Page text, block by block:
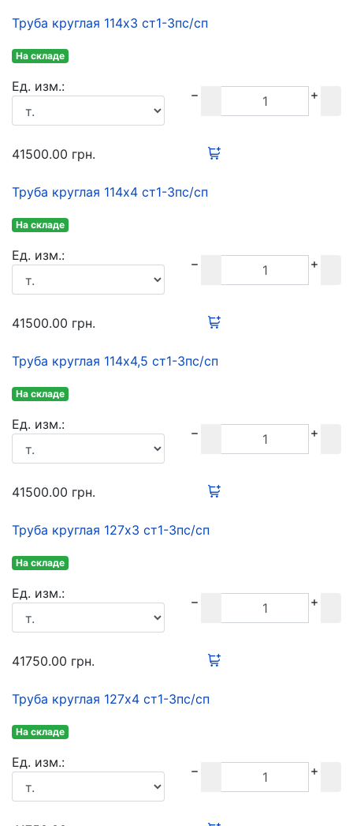
Труба круглая 114х3 ст1-3пс/сп
На складе
Ед. изм.:
41500.00 грн.
Труба круглая 114х4 ст1-3пс/сп
На складе
Ед. изм.:
41500.00 грн.
Труба круглая 114х4,5 ст1-3пс/сп
На складе
Ед. изм.:
41500.00 грн.
Труба круглая 127х3 ст1-3пс/сп
На складе
Ед. изм.:
41750.00 грн.
Труба круглая 127х4 ст1-3пс/сп
На складе
Ед. изм.: